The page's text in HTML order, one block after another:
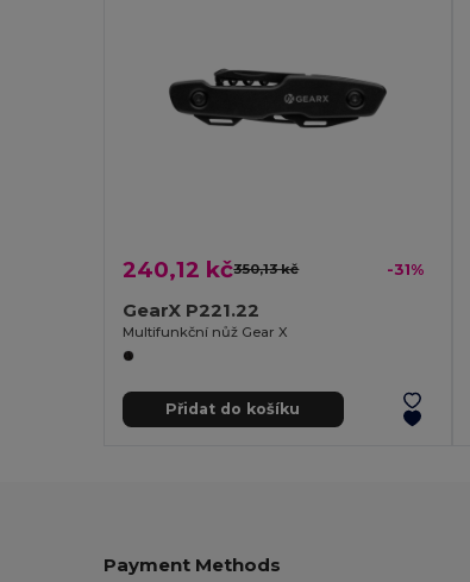
240,12 kč350,13 kč -31%
GearX P221.22
Multifunkční nůž Gear X
Přidat do košíku
Payment Methods